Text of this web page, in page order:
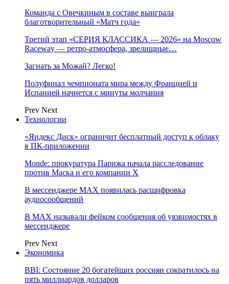
Команда с Овечкиным в составе выиграла
благотворительный «Матч года»
Третий этап «СЕРИЯ КЛАССИКА — 2026» на Moscow
Raceway — ретро‑атмосфера, зрелищные…
Загнать за Можай? Легко!
Полуфинал чемпионата мира между Францией и
Испанией начнется с минуты молчания
Prev Next
Технологии
«Яндекс Диск» ограничит бесплатный доступ к облаку
в ПК-приложении
Monde: прокуратура Парижа начала расследование
против Маска и его компании X
В мессенджере MAX появилась расшифровка
аудиосообщений
В МAX называли фейком сообщения об уязвимостях в
мессенджере
Prev Next
Экономика
BBI: Состояние 20 богатейших россиян сократилось на
пять миллиардов долларов